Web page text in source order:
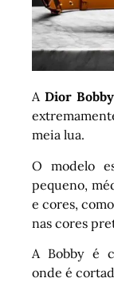
A Dior Bobby
meia lua.
O modelo
pequeno,
e cores,
nas cores
A Bobby é
onde é